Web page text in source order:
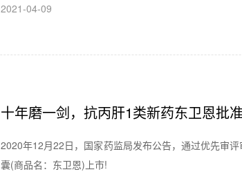
2021-04-09
十年磨一剑，抗丙肝1类新药东卫恩批准
2020年12月22日，国家药监局发布公告，通过优先审
囊(商品名：东卫恩)上市!